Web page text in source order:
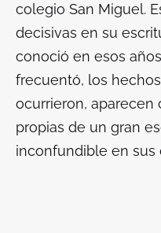
colegio San Miguel.
decisivas en su
conoció en esos
frecuentó, los
ocurrieron, aparecen
propias de un gran
inconfundible en sus